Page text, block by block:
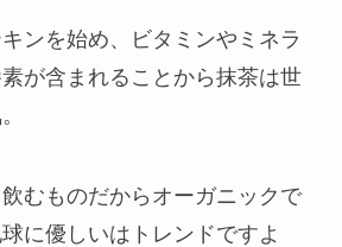
ンを始め、ビタミンやミネラ
が含まれることから抹茶は世
むものだからオーガニックで
に優しいはトレンドですよ